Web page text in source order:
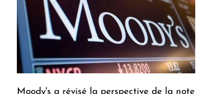
Moody's a révisé la perspective de la note